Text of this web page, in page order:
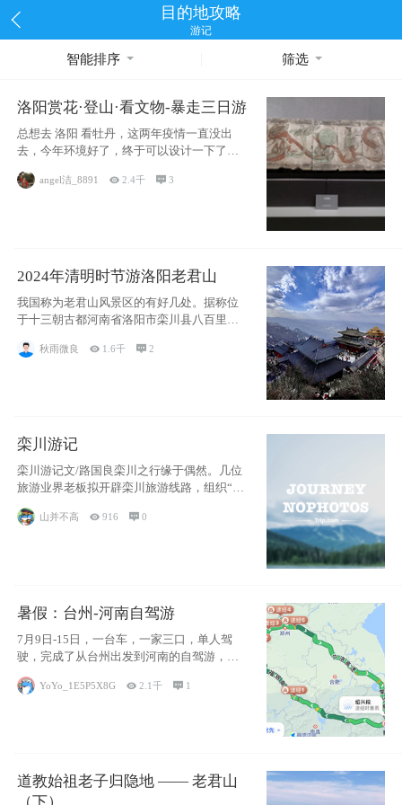
目的地攻略
游记
智能排序 筛选
洛阳赏花·登山·看文物-暴走三日游
总想去 洛阳 看牡丹，这两年疫情一直没出
去，今年环境好了，终于可以设计一下了。
angel洁_8891 2.4千  3
2024年清明时节游洛阳老君山
我国称为老君山风景区的有好几处。据称位
于十三朝古都河南省洛阳市栾川县八百里伏
秋雨微良  1.6千 2
栾川游记
栾川游记文/路国良栾川之行缘于偶然。几位
旅游业界老板拟开辟栾川旅游线路，组织“踩
线”
山并不高 916 0
暑假：台州-河南自驾游
7月9日-15日，一台车，一家三口，单人驾
驶，完成了从台州出发到河南的自驾游，全
YoYo_1E5P5X8G 2.1千  1
道教始祖老子归隐地 —— 老君山